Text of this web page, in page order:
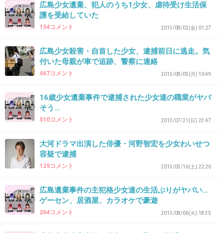
車で山に行ったって16歳でしょ？
免許ないのに誰の車で？？
+107
36. 匿名2013/07/14(日) 17:53:05
凶器持ってたのかな？
37. 匿名2013/07/14(日) 18:00:23
殺した少女って、同じ区だわ。
広島少女遺棄、犯人のうち1少女、虐待受け生活保
護を受給していた
154コメント 2013/08/02(金) 01:27
広島少女殺害・自首した少女、逮捕前日に逃走。気
付いた母親が車で追跡、警察に連絡
467コメント 2013/08/05(月) 10:49
16歳少女遺棄事件で逮捕された少女達の職業がヤバ
そう…
510コメント 2013/07/21(日) 23:47
大河ドラマ出演した俳優・河野智宏を少女わいせつ
容疑で逮捕
129コメント 2013/03/16(土) 22:26
広島遺棄事件の主犯格少女達の生活ぶりがヤバい…
ゲーセン、居酒屋、カラオケで豪遊
264コメント 2013/08/06(火) 18:35